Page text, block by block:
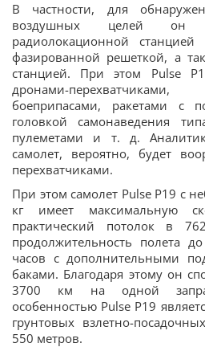
В частности, для
воздушных целей он
радиолокационной
фазированной решеткой, а
станцией. При этом Pulse
дронами-
боеприпасами, ракетами с
головкой самонаведения
пулеметами и т. д.
самолет, вероятно, будет
перехватчиками.
При этом самолет Pulse P19 с
кг имеет максимальную
практический потолок в
продолжительность полета
часов с дополнительными
баками. Благодаря этому он
3700 км на одной
особенностью Pulse P19
грунтовых взлетно-
550 метров.